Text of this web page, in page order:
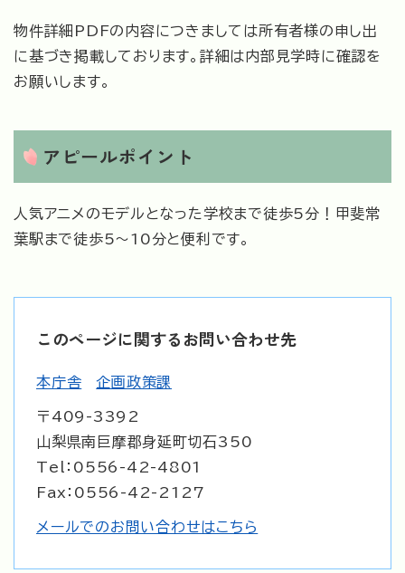
物件詳細PDFの内容につきましては所有者様の申し出
に基づき掲載しております。詳細は内部見学時に確認を
お願いします。
​アピールポイント
人気アニメのモデルとなった学校まで徒歩5分！甲斐常
葉駅まで徒歩5～10分と便利です。
このページに関するお問い合わせ先
本庁舎 企画政策課
〒409-3392
山梨県南巨摩郡身延町切石350
Tel：0556-42-4801
Fax：0556-42-2127
メールでのお問い合わせはこちら